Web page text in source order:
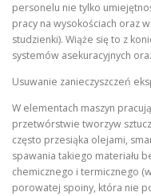
personelu nie tylko
pracy na wysokościach oraz
studzienki). Wiąże się to z
systemów asekuracyjnych
Usuwanie zanieczyszczeń
W elementach maszyn
przetwórstwie tworzyw
często przesiąka olejami,
spawania takiego materiału
chemicznego i termicznego
porowatej spoiny, która nie